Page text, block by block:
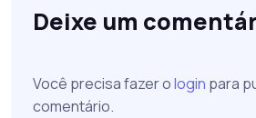
Deixe um
Você precisa fazer ologin para
comentário.